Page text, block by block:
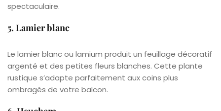
spectaculaire.
5. Lamier blanc
Le lamier blanc ou lamium produit un feuillage décoratif
argenté et des petites fleurs blanches. Cette plante
rustique s’adapte parfaitement aux coins plus
ombragés de votre balcon.